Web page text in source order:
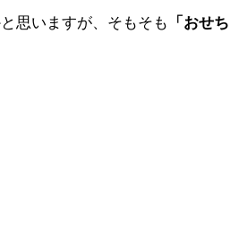
思いますが、そもそも
「おせち